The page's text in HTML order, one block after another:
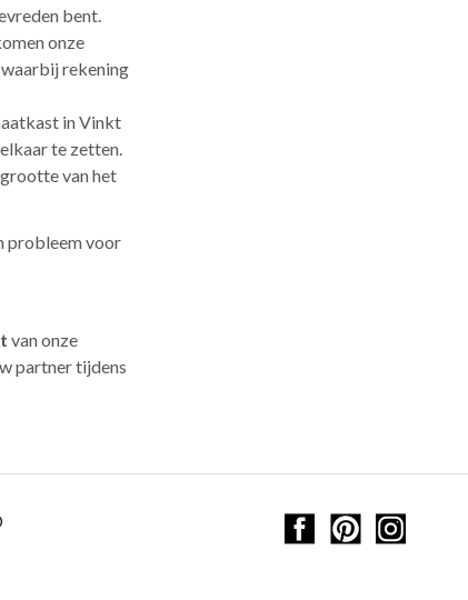
bent.
onze
waarbij rekening
in Vinkt
te zetten.
van het
probleem voor
van onze
partner tijdens